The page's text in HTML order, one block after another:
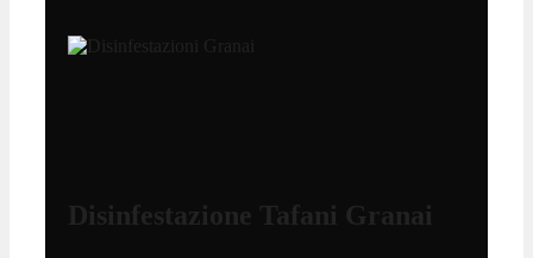
Disinfestazione Tafani Granai